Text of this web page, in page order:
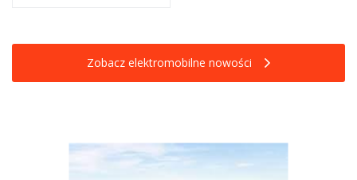
Zobacz elektromobilne nowości